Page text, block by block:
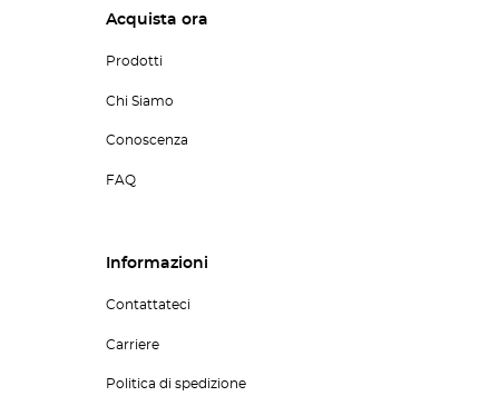
Acquista ora
Prodotti
Chi Siamo
Conoscenza
FAQ
Informazioni
Contattateci
Carriere
Politica di spedizione